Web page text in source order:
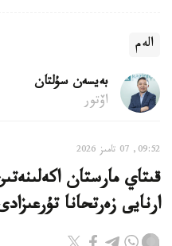
الەم
بەيسەن سۇلتان
اۆتور
09:52, 07 تامىز 2026
قىتاي مارستان
ارنايى زەرتحانا